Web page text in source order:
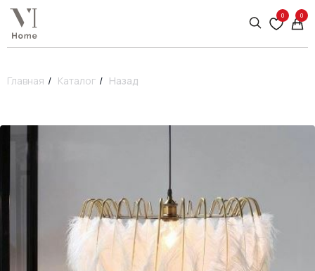
0 0
Главная / Каталог / Назад